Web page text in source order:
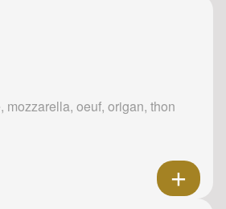
mozzarella, oeuf, origan, thon